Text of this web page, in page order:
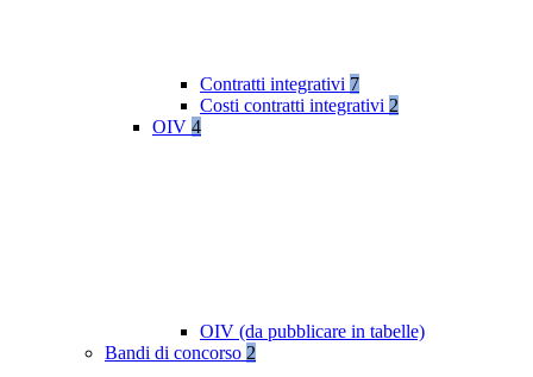
Contratti integrativi 7
Costi contratti integrativi 2
OIV 4
OIV (da pubblicare in tabelle)
Bandi di concorso 2